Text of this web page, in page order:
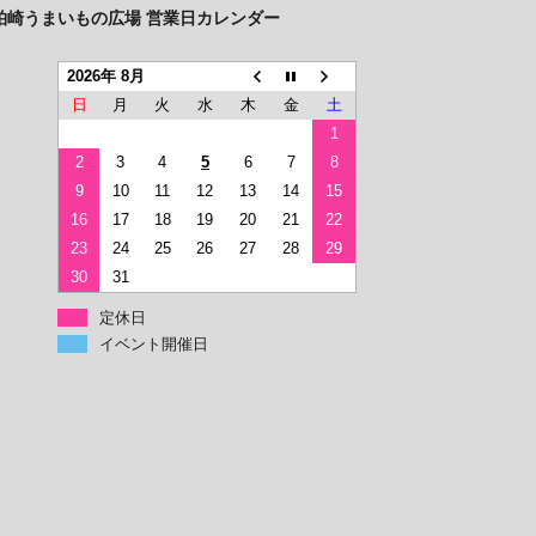
崎うまいもの広場 営業日カレンダー
2026年 8月
日
月 火 水 木 金
土
1
2
3 4 5 6 7
8
9
10 11 12 13 14
15
16
17 18 19 20 21
22
23
24 25 26 27 28
29
30
31
定休日
イベント開催日